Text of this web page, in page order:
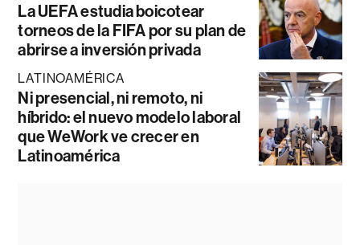
La UEFA estudia boicotear
torneos de la FIFA por su plan de
abrirse a inversión privada
LATINOAMÉRICA
Ni presencial, ni remoto, ni
híbrido: el nuevo modelo laboral
que WeWork ve crecer en
Latinoamérica